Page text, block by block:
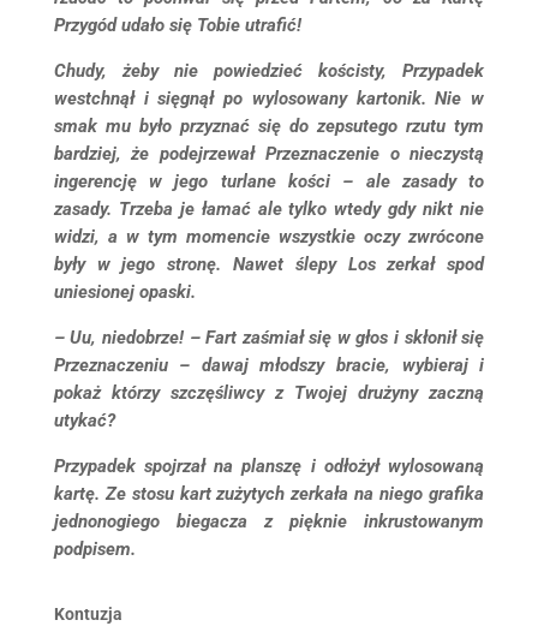
Przygód udało się Tobie utrafić!
Chudy, żeby nie powiedzieć kościsty, Przypadek
westchnął i sięgnął po wylosowany kartonik. Nie w
smak mu było przyznać się do zepsutego rzutu tym
bardziej, że podejrzewał Przeznaczenie o nieczystą
ingerencję w jego turlane kości – ale zasady to
zasady. Trzeba je łamać ale tylko wtedy gdy nikt nie
widzi, a w tym momencie wszystkie oczy zwrócone
były w jego stronę. Nawet ślepy Los zerkał spod
uniesionej opaski.
– Uu, niedobrze! – Fart zaśmiał się w głos i skłonił się
Przeznaczeniu – dawaj młodszy bracie, wybieraj i
pokaż którzy szczęśliwcy z Twojej drużyny zaczną
utykać?
Przypadek spojrzał na planszę i odłożył wylosowaną
kartę. Ze stosu kart zużytych zerkała na niego grafika
jednonogiego biegacza z pięknie inkrustowanym
podpisem.
Kontuzja